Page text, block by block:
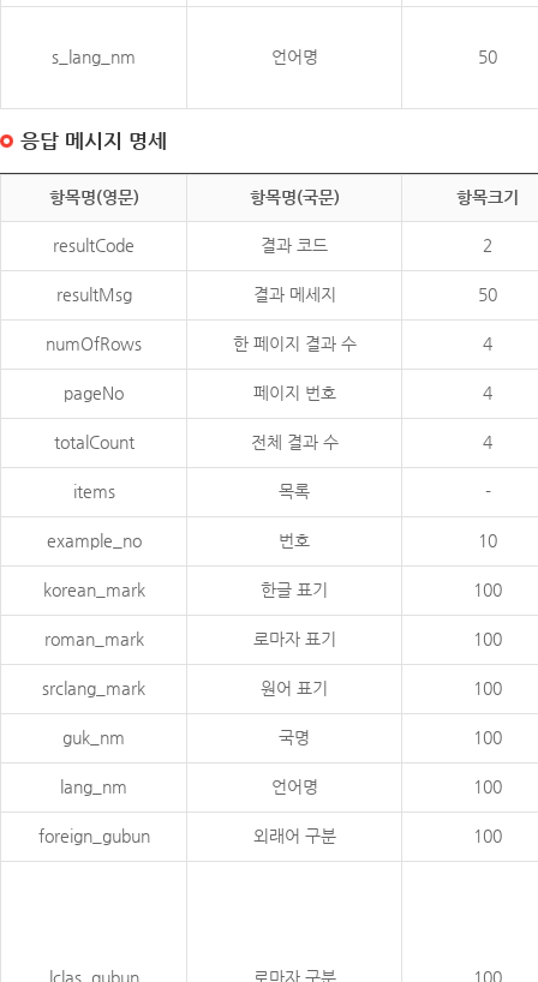
s_lang_nm 언어명 50
응답 메시지 명세
항목명(영문) 항목명(국문) 항목크기
resultCode 결과 코드 2
resultMsg 결과 메세지 50
numOfRows 한 페이지 결과 수 4
pageNo 페이지 번호 4
totalCount 전체 결과 수 4
items 목록 -
example_no 번호 10
korean_mark 한글 표기 100
roman_mark 로마자 표기 100
srclang_mark 원어 표기 100
guk_nm 국명 100
lang_nm 언어명 100
foreign_gubun 외래어 구분 100
lclas_gubun 로마자 구분 100